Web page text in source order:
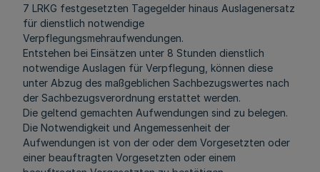
7 LRKG festgesetzten Tagegelder hinaus Auslagenersatz
für dienstlich notwendige
Verpflegungsmehraufwendungen.
Entstehen bei Einsätzen unter 8 Stunden dienstlich
notwendige Auslagen für Verpflegung, können diese
unter Abzug des maßgeblichen Sachbezugswertes nach
der Sachbezugsverordnung erstattet werden.
Die geltend gemachten Aufwendungen sind zu belegen.
Die Notwendigkeit und Angemessenheit der
Aufwendungen ist von der oder dem Vorgesetzten oder
einer beauftragten Vorgesetzten oder einem